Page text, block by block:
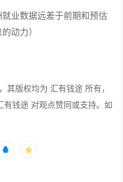
就业数据远差于前期和预估
动力）
其版权均为 汇有钱途 所有，
钱途 对观点赞同或支持。如